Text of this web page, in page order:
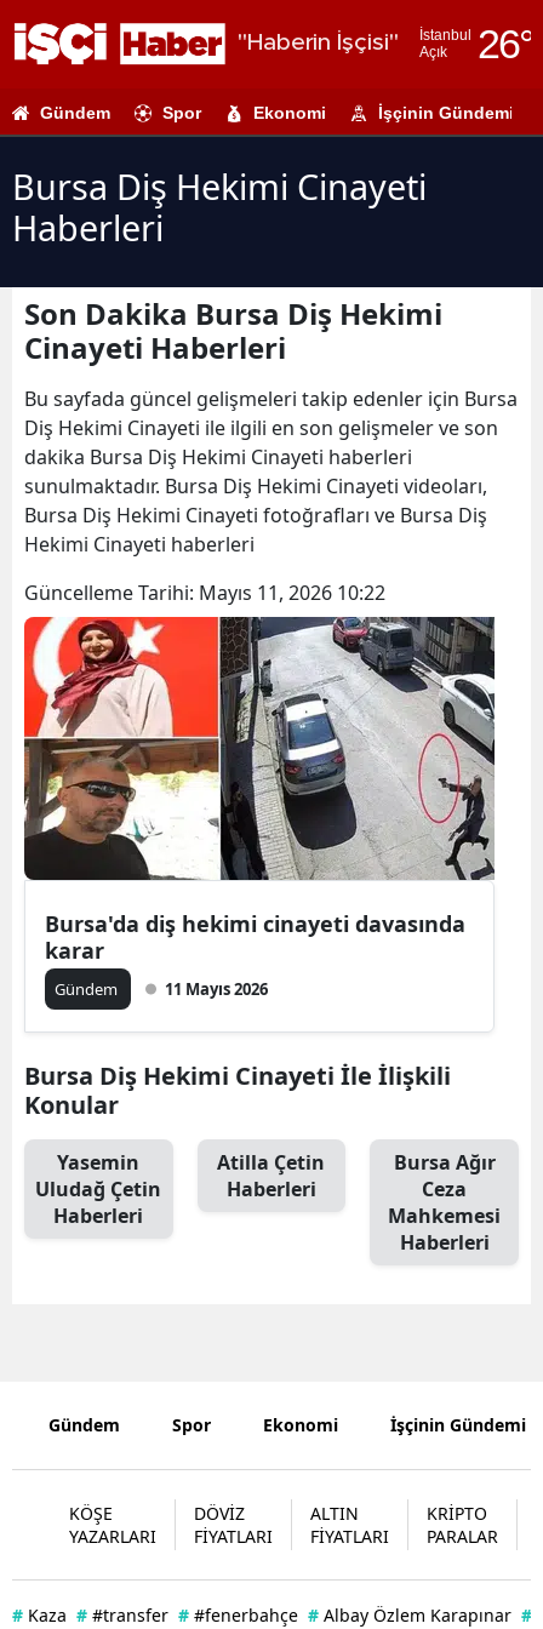
"Haberin İşçisi"
İstanbul
Açık
26°
Adıyaman
Artvin
Balıkesir
Bingöl
Bitlis
Bolu
Burdur
Bursa
Çanakkale
Çankırı
Diyarbakır
Elazığ
Erzincan
Erzurum
Giresun
Gümüşhane
Hakkari
Isparta
Gündem Spor Ekonomi İşçinin Gündemi
Bursa Diş Hekimi Cinayeti
Haberleri
Son Dakika Bursa Diş Hekimi
Cinayeti Haberleri
Bu sayfada güncel gelişmeleri takip edenler için Bursa
Diş Hekimi Cinayeti ile ilgili en son gelişmeler ve son
dakika Bursa Diş Hekimi Cinayeti haberleri
sunulmaktadır. Bursa Diş Hekimi Cinayeti videoları,
Bursa Diş Hekimi Cinayeti fotoğrafları ve Bursa Diş
Hekimi Cinayeti haberleri
Güncelleme Tarihi: Mayıs 11, 2026 10:22
Bursa'da diş hekimi cinayeti davasında
karar
Gündem 11 Mayıs 2026
Bursa Diş Hekimi Cinayeti İle İlişkili
Konular
Yasemin
Uludağ Çetin
Haberleri
Atilla Çetin
Haberleri
Bursa Ağır
Ceza
Mahkemesi
Haberleri
Gündem Spor Ekonomi İşçinin Gündemi
KÖŞE
YAZARLARI
DÖVİZ
FİYATLARI
ALTIN
FİYATLARI
KRİPTO
PARALAR
# Kaza # #transfer # #fenerbahçe # Albay Özlem Karapınar #